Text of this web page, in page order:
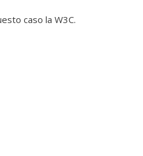
caso la W3C.